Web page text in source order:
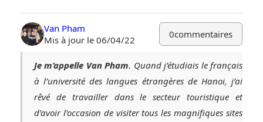
Van Pham
Mis à jour le 06/04/22
0commentaires
Je m’appelle Van Pham. Quand j’étudiais le français
à l’université des langues étrangères de Hanoi, j’ai
rêvé de travailler dans le secteur touristique et
d’avoir l’occasion de visiter tous les magnifiques sites